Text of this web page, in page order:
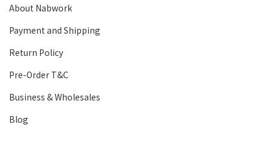
About Nabwork
Payment and Shipping
Return Policy
Pre-Order T&C
Business & Wholesales
Blog